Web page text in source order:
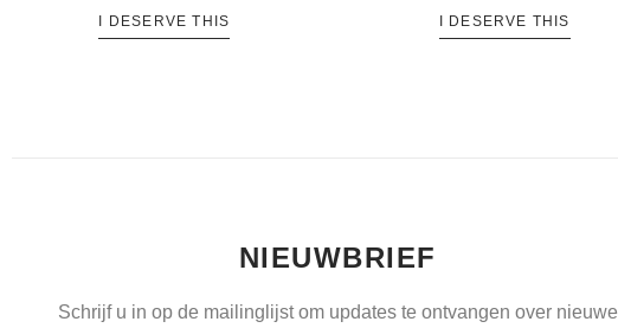
I DESERVE THIS I DESERVE THIS
NIEUWBRIEF
Schrijf u in op de mailinglijst om updates te ontvangen over nieuwe